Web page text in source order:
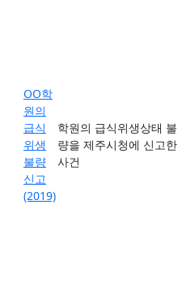
OO학
원의
급식
위생
불량
신고
(2019)
학원의 급식위생상태 불
량을 제주시청에 신고한
사건